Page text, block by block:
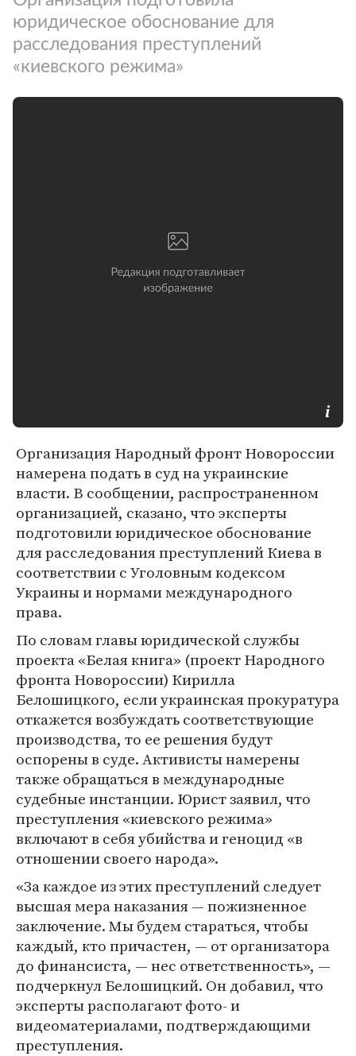
юридическое обоснование для
расследования преступлений
«киевского режима»
Организация Народный фронт Новороссии
намерена подать в суд на украинские
власти. В сообщении, распространенном
организацией, сказано, что эксперты
подготовили юридическое обоснование
для расследования преступлений Киева в
соответствии с Уголовным кодексом
Украины и нормами международного
права.
По словам главы юридической службы
проекта «Белая книга» (проект Народного
фронта Новороссии) Кирилла
Белошицкого, если украинская прокуратура
откажется возбуждать соответствующие
производства, то ее решения будут
оспорены в суде. Активисты намерены
также обращаться в международные
судебные инстанции. Юрист заявил, что
преступления «киевского режима»
включают в себя убийства и геноцид «в
отношении своего народа».
«За каждое из этих преступлений следует
высшая мера наказания — пожизненное
заключение. Мы будем стараться, чтобы
каждый, кто причастен, — от организатора
до финансиста, — нес ответственность», —
подчеркнул Белошицкий. Он добавил, что
эксперты располагают фото- и
видеоматериалами, подтверждающими
преступления.